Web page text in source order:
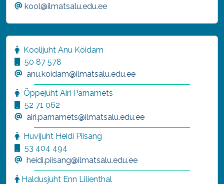
kool@ilmatsalu.edu.ee
Koolijuht Anu Köidam
50 87 578
anu.koidam@ilmatsalu.edu.ee
Õppejuht Airi Pärnamets
52 71 062
airi.parnamets@ilmatsalu.edu.ee
Huvijuht Heidi Piisang
53 404 494
heidi.piisang@ilmatsalu.edu.ee
Haldusjuht Enn Lilienthal